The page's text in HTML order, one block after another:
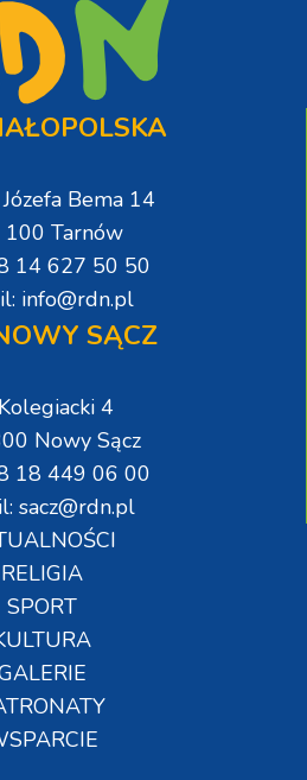
Bema 14
Tarnów
14 627 50 50
info@rdn.pl
SĄCZ
4
Nowy Sącz
18 449 06 00
sacz@rdn.pl
RELIGIA
SPORT